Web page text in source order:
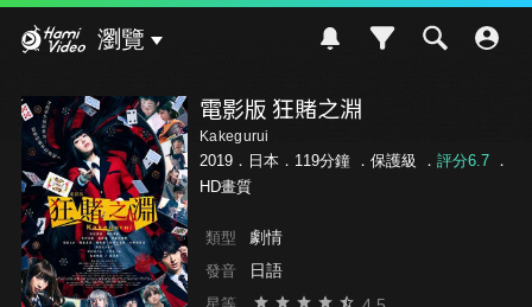
瀏覽
電影版 狂賭之淵
Kakegurui
2019．日本．119分鐘 ． 保護級 ． 評分6.7．
HD畫質
類型 劇情
發音 日語